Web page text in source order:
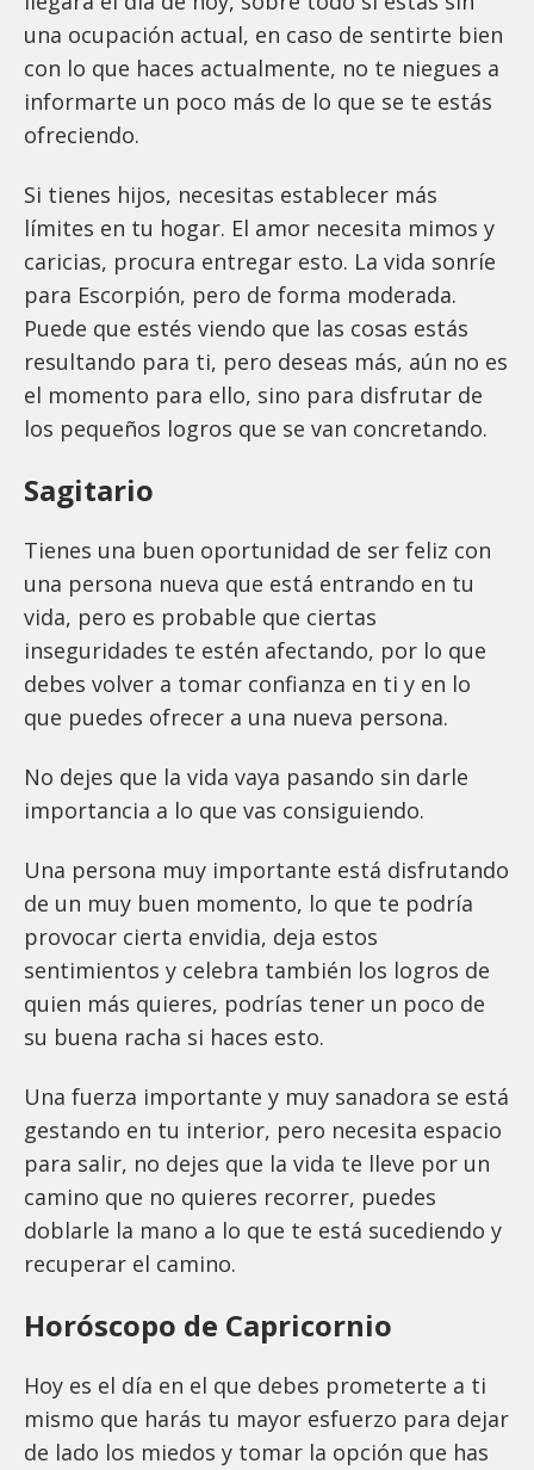
una ocupación actual, en caso de sentirte bien
con lo que haces actualmente, no te niegues a
informarte un poco más de lo que se te estás
ofreciendo.
Si tienes hijos, necesitas establecer más
límites en tu hogar. El amor necesita mimos y
caricias, procura entregar esto. La vida sonríe
para Escorpión, pero de forma moderada.
Puede que estés viendo que las cosas estás
resultando para ti, pero deseas más, aún no es
el momento para ello, sino para disfrutar de
los pequeños logros que se van concretando.
Sagitario
Tienes una buen oportunidad de ser feliz con
una persona nueva que está entrando en tu
vida, pero es probable que ciertas
inseguridades te estén afectando, por lo que
debes volver a tomar confianza en ti y en lo
que puedes ofrecer a una nueva persona.
No dejes que la vida vaya pasando sin darle
importancia a lo que vas consiguiendo.
Una persona muy importante está disfrutando
de un muy buen momento, lo que te podría
provocar cierta envidia, deja estos
sentimientos y celebra también los logros de
quien más quieres, podrías tener un poco de
su buena racha si haces esto.
Una fuerza importante y muy sanadora se está
gestando en tu interior, pero necesita espacio
para salir, no dejes que la vida te lleve por un
camino que no quieres recorrer, puedes
doblarle la mano a lo que te está sucediendo y
recuperar el camino.
Horóscopo de Capricornio
Hoy es el día en el que debes prometerte a ti
mismo que harás tu mayor esfuerzo para dejar
de lado los miedos y tomar la opción que has